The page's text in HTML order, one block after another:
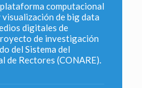
computacional
de big data
digitales de
de investigación
del Sistema del
de Rectores (CONARE).